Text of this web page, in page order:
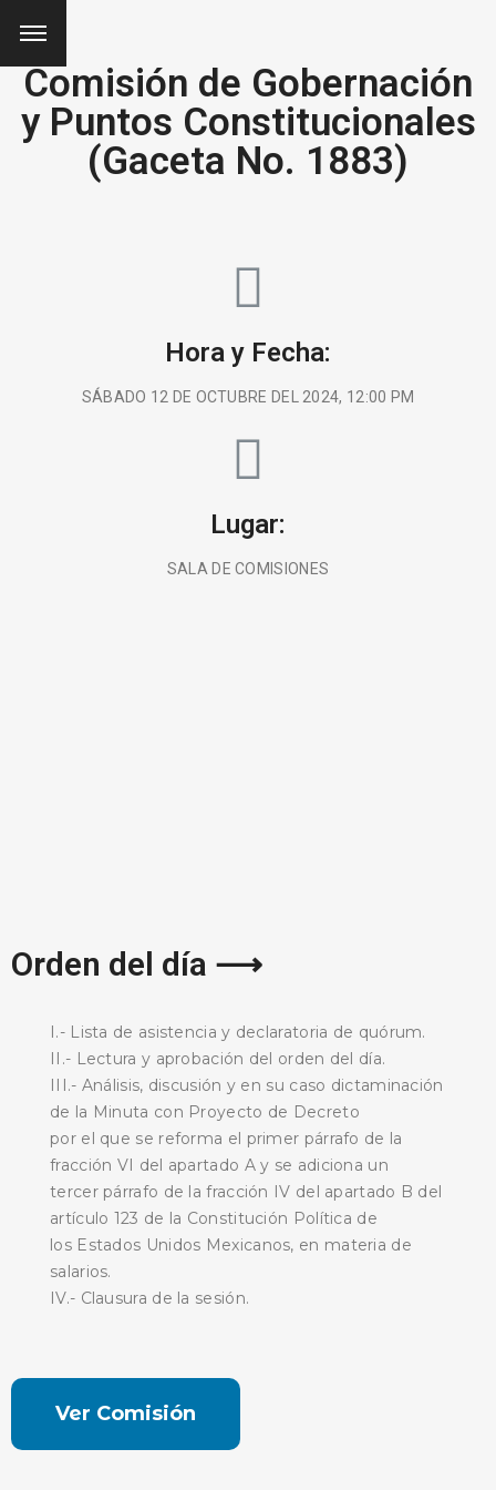
Comisión de Gobernación
y Puntos Constitucionales
(Gaceta No. 1883)
Hora y Fecha:
SÁBADO 12 DE OCTUBRE DEL 2024, 12:00 PM
Lugar:
SALA DE COMISIONES
Orden del día ⟶
I.- Lista de asistencia y declaratoria de quórum.
II.- Lectura y aprobación del orden del día.
III.- Análisis, discusión y en su caso dictaminación
de la Minuta con Proyecto de Decreto
por el que se reforma el primer párrafo de la
fracción VI del apartado A y se adiciona un
tercer párrafo de la fracción IV del apartado B del
artículo 123 de la Constitución Política de
los Estados Unidos Mexicanos, en materia de
salarios.
IV.- Clausura de la sesión.
Ver Comisión